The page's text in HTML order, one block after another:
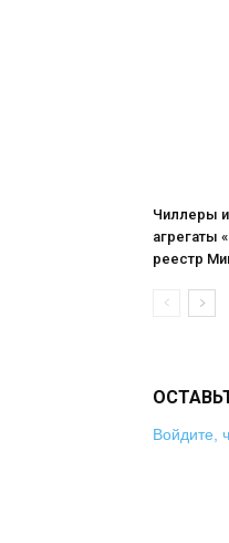
Чиллеры
агрегаты
реестр
Войдите,